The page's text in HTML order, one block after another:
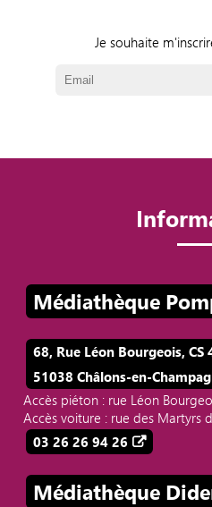
Je souhaite
Médiathèque
68, Rue Léon Bourgeois, CS
51038 Châlons-en-
Accès piéton : rue Léon
Accès voiture : rue des Martyrs
03 26 26 94 26
Médiathèque